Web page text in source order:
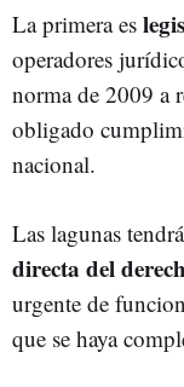
La primera es
operadores
norma de 2009 a
obligado
nacional.
Las lagunas
directa del
urgente de
que se haya